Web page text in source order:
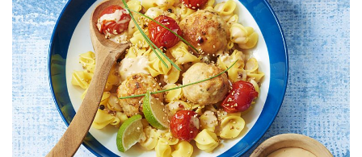
PRÉPARATION
15 Min